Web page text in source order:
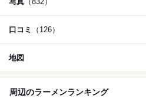
口コミ （126）
地図
周辺のラーメンランキング